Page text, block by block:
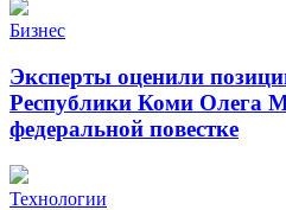
Бизнес
Эксперты оценили
Республики Коми Олега
федеральной повестке
Технологии